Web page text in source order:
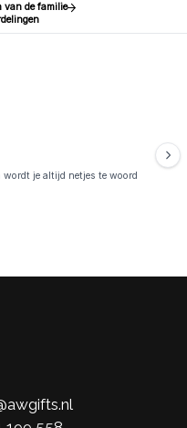
van de familie
wordt je altijd netjes te woord